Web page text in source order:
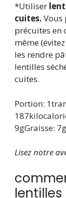
*Utiliser
cuites. Vous
précuites en
même
les rendre
lentilles
cuites.
Portion: 1
187
9gGraisse: 7g
Lisez notre